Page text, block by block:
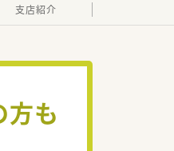
支店紹介
方も